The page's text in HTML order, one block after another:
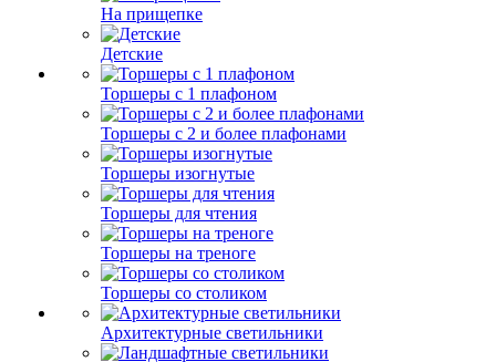
На прищепке
Детские
Торшеры с 1 плафоном
Торшеры с 2 и более плафонами
Торшеры изогнутые
Торшеры для чтения
Торшеры на треноге
Торшеры со столиком
Архитектурные светильники